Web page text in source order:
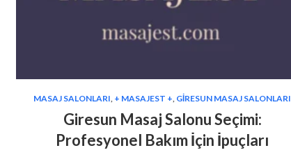
MASAJ SALONLARI + MASAJEST + GIRESUN MASAJ SALONLARI
Giresun Masaj Salonu Seçimi:
Profesyonel Bakım İçin İpuçları